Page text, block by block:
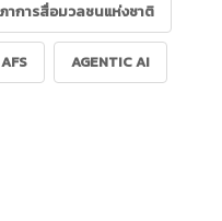
าการสื่อมวลชนแห่งชาติ
AFS AGENTIC AI